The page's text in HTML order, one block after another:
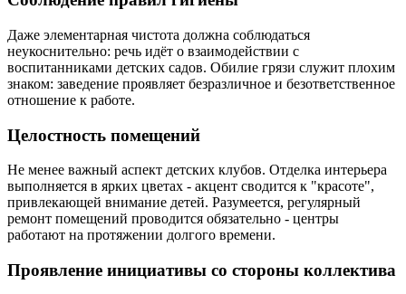
Даже элементарная чистота должна соблюдаться
неукоснительно: речь идёт о взаимодействии с
воспитанниками детских садов. Обилие грязи служит плохим
знаком: заведение проявляет безразличное и безответственное
отношение к работе.
Целостность помещений
Не менее важный аспект детских клубов. Отделка интерьера
выполняется в ярких цветах - акцент сводится к "красоте",
привлекающей внимание детей. Разумеется, регулярный
ремонт помещений проводится обязательно - центры
работают на протяжении долгого времени.
Проявление инициативы со стороны коллектива